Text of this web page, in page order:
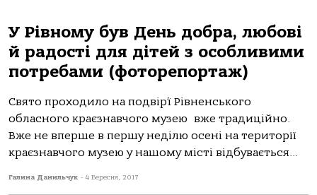
У Рівному був День добра, любові
й радості для дітей з особливими
потребами (фоторепортаж)
Свято проходило на подвір’ї Рівненського
обласного краєзнавчого музею вже традиційно.
Вже не вперше в першу неділю осені на території
краєзнавчого музею у нашому місті відбувається...
Галина Данильчук - 4 Вересня, 2017